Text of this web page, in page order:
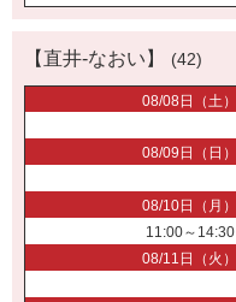
【直井-なおい】 (42)
08/08日（土）
08/09日（日）
08/10日（月）
11:00～14:30
08/11日（火）